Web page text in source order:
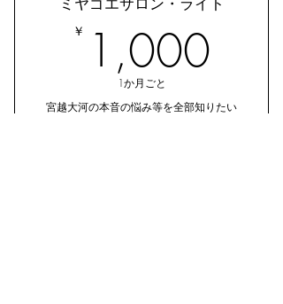
非公開Slackグループに招待し、
チームとして活動します。
￥ 1,000
1か月ごと
宮越大河の本音の悩み等を全部知りたい